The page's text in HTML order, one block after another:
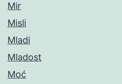
Mir
Misli
Mladi
Mladost
Moć